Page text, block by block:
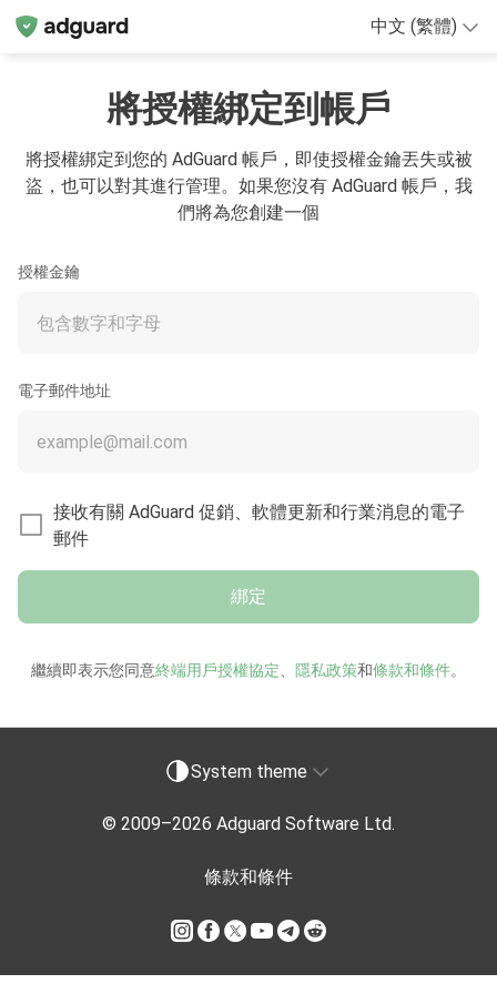
中文 (繁體)
將授權綁定到帳戶
將授權綁定到您的 AdGuard 帳戶，即使授權金鑰丟失或被
盜，也可以對其進行管理。如果您沒有 AdGuard 帳戶，我
們將為您創建一個
授權金鑰
電子郵件地址
接收有關 AdGuard 促銷、軟體更新和行業消息的電子
郵件
綁定
繼續即表示您同意終端用戶授權協定 隱私政策和條款和條件。
System theme
© 2009–2026 Adguard Software Ltd.
條款和條件